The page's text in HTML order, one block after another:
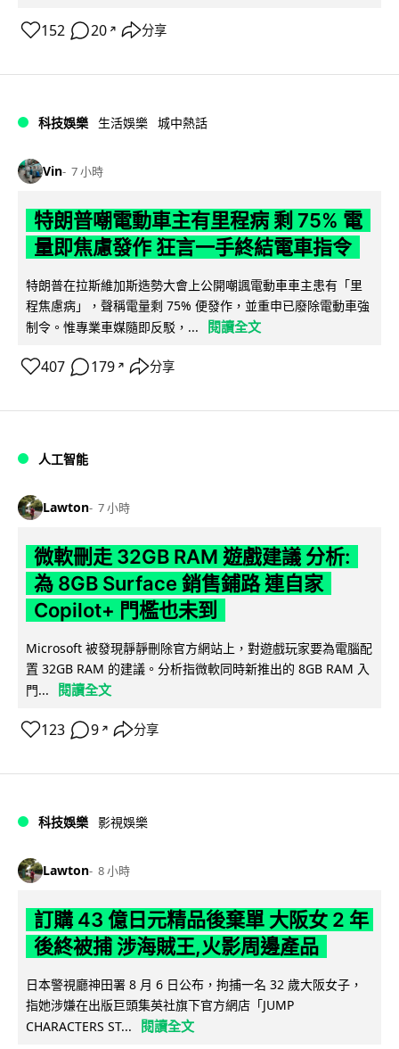
152 20 ↗ 分享
科技娛樂 生活娛樂 城中熱話
Vin 7 小時
特朗普嘲電動車主有里程病 剩 75% 電
量即焦慮發作 狂言一手終結電車指令
特朗普在拉斯維加斯造勢大會上公開嘲諷電動車車主患有「里
程焦慮病」，聲稱電量剩 75% 便發作，並重申已廢除電動車強
制令。惟專業車媒隨即反駁，...
閱讀全文
407 179 ↗ 分享
人工智能
Lawton 7 小時
微軟刪走 32GB RAM 遊戲建議 分析:
為 8GB Surface 銷售鋪路 連自家
Copilot+ 門檻也未到
Microsoft 被發現靜靜刪除官方網站上，對遊戲玩家要為電腦配
置 32GB RAM 的建議。分析指微軟同時新推出的 8GB RAM 入
門...
閱讀全文
123 9 ↗ 分享
科技娛樂 影視娛樂
Lawton 8 小時
訂購 43 億日元精品後棄單 大阪女 2 年
後終被捕 涉海賊王,火影周邊產品
日本警視廳神田署 8 月 6 日公布，拘捕一名 32 歲大阪女子，
指她涉嫌在出版巨頭集英社旗下官方網店「JUMP
CHARACTERS ST...
閱讀全文